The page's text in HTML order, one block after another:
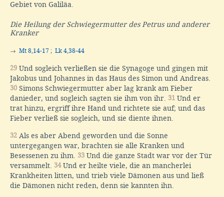
Gebiet von Galiläa.
Die Heilung der Schwiegermutter des Petrus und anderer
Kranker
→ Mt 8,14-17 ; Lk 4,38-44
29 Und sogleich verließen sie die Synagoge und gingen mit
Jakobus und Johannes in das Haus des Simon und Andreas.
30 Simons Schwiegermutter aber lag krank am Fieber
danieder, und sogleich sagten sie ihm von ihr. 31 Und er
trat hinzu, ergriff ihre Hand und richtete sie auf; und das
Fieber verließ sie sogleich, und sie diente ihnen.
32 Als es aber Abend geworden und die Sonne
untergegangen war, brachten sie alle Kranken und
Besessenen zu ihm. 33 Und die ganze Stadt war vor der Tür
versammelt. 34Und er heilte viele, die an mancherlei
Krankheiten litten, und trieb viele Dämonen aus und ließ
die Dämonen nicht reden, denn sie kannten ihn.